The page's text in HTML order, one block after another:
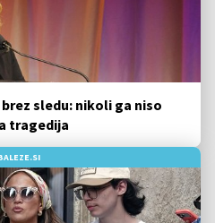
sledu: nikoli ga niso
tragedija